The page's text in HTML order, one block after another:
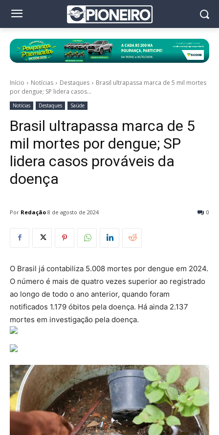
Início Notícias Destaques
Brasil ultrapassa marca de 5 mil mortes
por dengue; SP lidera casos...
Notícias Destaques Saúde
Brasil ultrapassa marca de 5
mil mortes por dengue; SP
lidera casos prováveis da
doença
Por Redação 0
8 de agosto de 2024
O Brasil já contabiliza 5.008 mortes por dengue em 2024.
O número é mais de quatro vezes superior ao registrado
ao longo de todo o ano anterior, quando foram
notificados 1.179 óbitos pela doença. Há ainda 2.137
mortes em investigação pela doença.